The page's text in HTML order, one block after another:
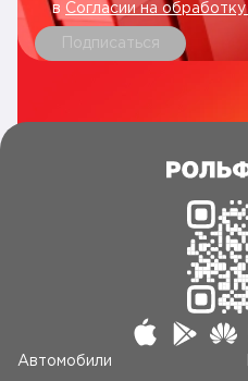
в Согласии на
Подписаться
Автомобили